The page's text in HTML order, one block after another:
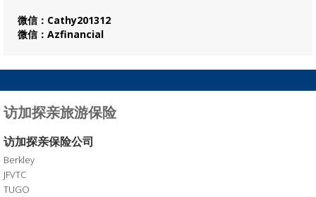
微信：Cathy201312
微信：Azfinancial
访加探亲旅游保险
访加探亲保险公司
Berkley
JFVTC
TUGO